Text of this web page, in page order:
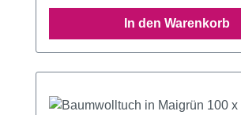
In den Warenkorb